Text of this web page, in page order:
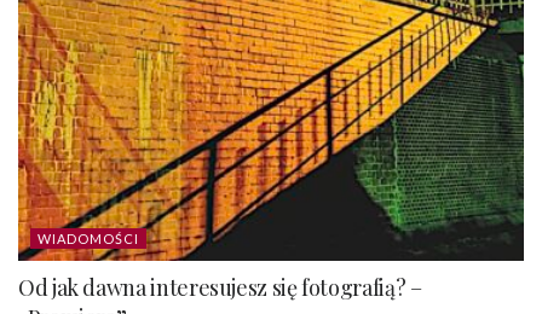
WIADOMOŚCI
Od jak dawna interesujesz się fotografią? –